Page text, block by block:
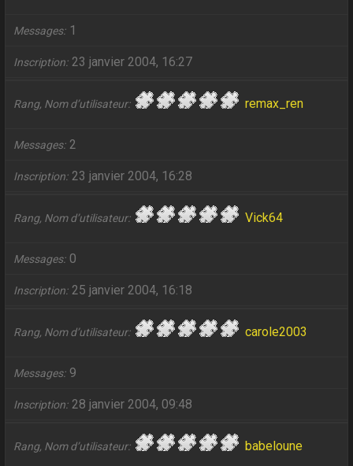
Messages 1
Inscription 23 janvier 2004, 16:27
Rang, Nom d’utilisateur remax_ren
Messages 2
Inscription 23 janvier 2004, 16:28
Rang, Nom d’utilisateur Vick64
Messages 0
Inscription 25 janvier 2004, 16:18
Rang, Nom d’utilisateur carole2003
Messages 9
Inscription 28 janvier 2004, 09:48
Rang, Nom d’utilisateur babeloune